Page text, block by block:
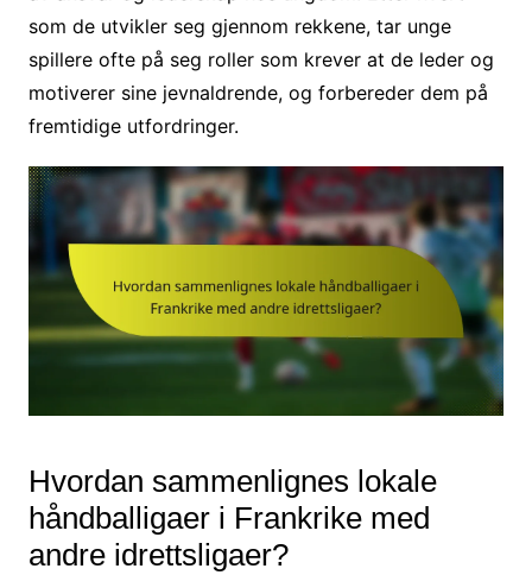
som de utvikler seg gjennom rekkene, tar unge
spillere ofte på seg roller som krever at de leder og
motiverer sine jevnaldrende, og forbereder dem på
fremtidige utfordringer.
Hvordan sammenlignes lokale
håndballigaer i Frankrike med
andre idrettsligaer?